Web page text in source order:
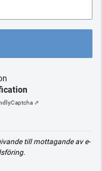
Captcha ⇗
till mottagande av e-